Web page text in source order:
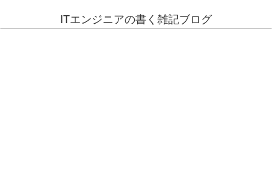
ITエンジニアの書く雑記ブログ